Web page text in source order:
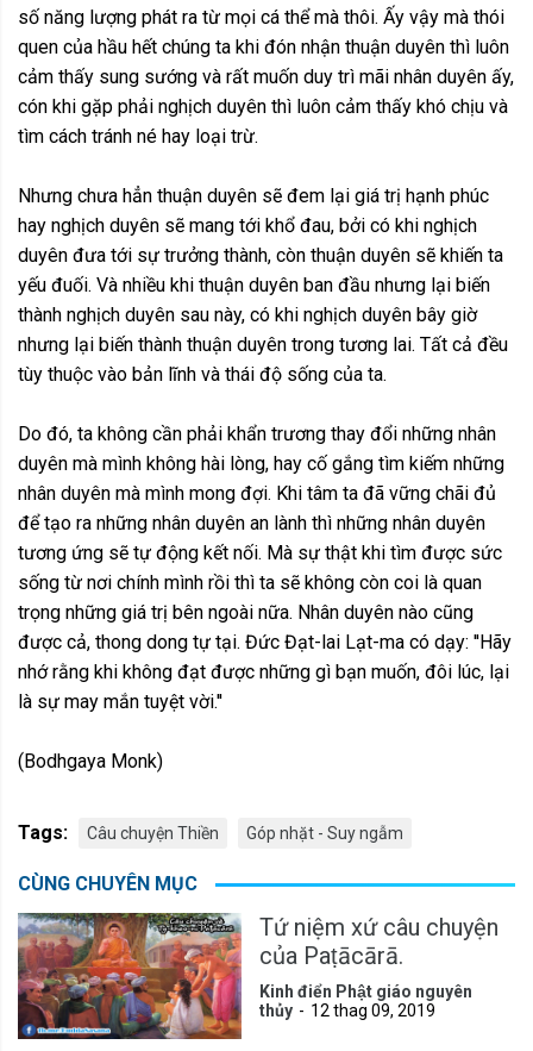
số năng lượng phát ra từ mọi cá thể mà thôi. Ấy vậy mà thói
quen của hầu hết chúng ta khi đón nhận thuận duyên thì luôn
cảm thấy sung sướng và rất muốn duy trì mãi nhân duyên ấy,
cón khi gặp phải nghịch duyên thì luôn cảm thấy khó chịu và
tìm cách tránh né hay loại trừ.
Nhưng chưa hẳn thuận duyên sẽ đem lại giá trị hạnh phúc
hay nghịch duyên sẽ mang tới khổ đau, bởi có khi nghịch
duyên đưa tới sự trưởng thành, còn thuận duyên sẽ khiến ta
yếu đuối. Và nhiều khi thuận duyên ban đầu nhưng lại biến
thành nghịch duyên sau này, có khi nghịch duyên bây giờ
nhưng lại biến thành thuận duyên trong tương lai. Tất cả đều
tùy thuộc vào bản lĩnh và thái độ sống của ta.
Do đó, ta không cần phải khẩn trương thay đổi những nhân
duyên mà mình không hài lòng, hay cố gắng tìm kiếm những
nhân duyên mà mình mong đợi. Khi tâm ta đã vững chãi đủ
để tạo ra những nhân duyên an lành thì những nhân duyên
tương ứng sẽ tự động kết nối. Mà sự thật khi tìm được sức
sống từ nơi chính mình rồi thì ta sẽ không còn coi là quan
trọng những giá trị bên ngoài nữa. Nhân duyên nào cũng
được cả, thong dong tự tại. Đức Đạt-lai Lạt-ma có dạy: ''Hãy
nhớ rằng khi không đạt được những gì bạn muốn, đôi lúc, lại
là sự may mắn tuyệt vời.''
(Bodhgaya Monk)
Tags: Câu chuyện Thiền Góp nhặt - Suy ngẫm
CÙNG CHUYÊN MỤC
Tứ niệm xứ câu chuyện
của Paṭācārā.
Kinh điển Phật giáo nguyên
thủy
12 thag 09, 2019